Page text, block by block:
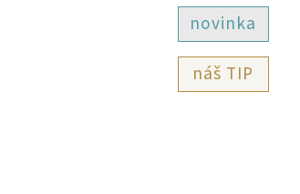
novinka
TIP